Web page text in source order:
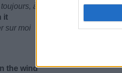
à tout moment
it
sur moi
the wind